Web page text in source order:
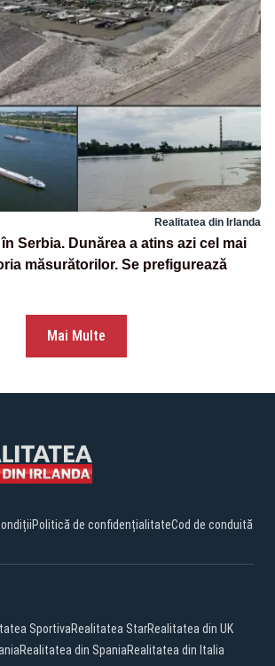
Realitatea din Irlanda
Serbia. Dunărea a atins azi cel mai
măsurătorilor. Se prefigurează
Mai Multe
Politică de confidențialitateCod de conduită
SportivaRealitatea StarRealitatea din UK
Realitatea din SpaniaRealitatea din Italia